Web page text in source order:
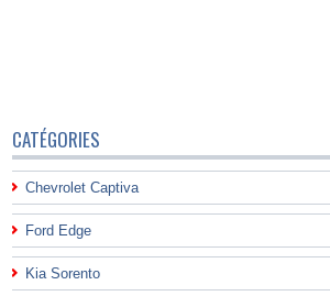
CATÉGORIES
Chevrolet Captiva
Ford Edge
Kia Sorento